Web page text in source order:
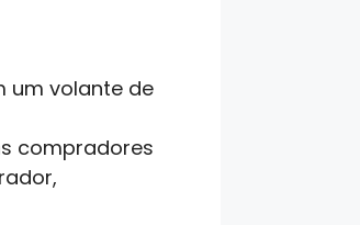
um volante de
compradores